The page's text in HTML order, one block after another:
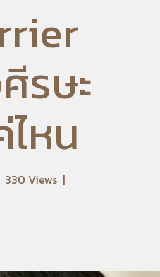
รษะ
หน
330 Views |